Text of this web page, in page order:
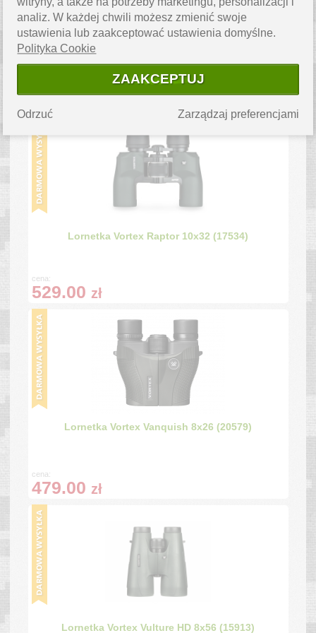
Lornetka Comet 10x50 z elektronicznym
kompasem LR-039C (1670362)
499.00zł
Lornetka Vortex Raptor 10x32 (17534)
cena:
529.00 zł
Lornetka Vortex Vanquish 8x26 (20579)
cena:
479.00 zł
Lornetka Vortex Vulture HD 8x56 (15913)
analiz. W każdej chwili możesz zmienić swoje
ustawienia lub zaakceptować ustawienia domyślne.
Polityka Cookie
ZAAKCEPTUJ
Zarządzaj preferencjami
Odrzuć